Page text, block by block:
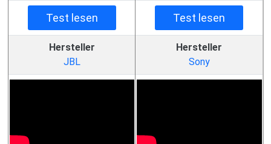
Test lesen Test lesen
Hersteller
JBL
Hersteller
Sony